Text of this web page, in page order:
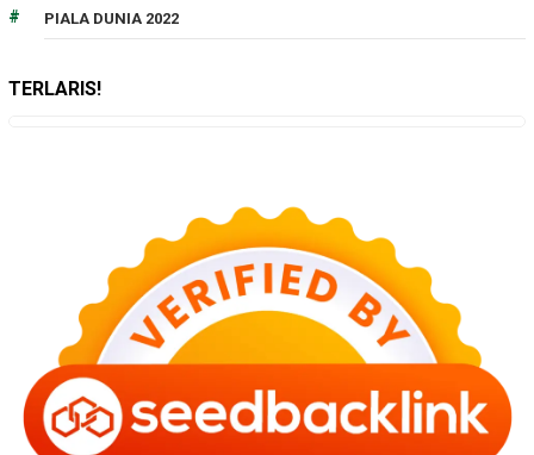
PIALA DUNIA 2022
TERLARIS!